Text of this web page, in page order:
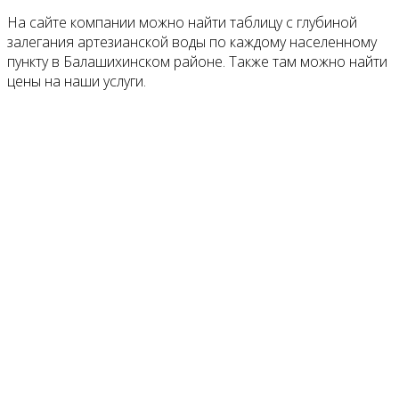
На сайте компании можно найти таблицу с глубиной
залегания артезианской воды по каждому населенному
пункту в Балашихинском районе. Также там можно найти
цены на наши услуги.